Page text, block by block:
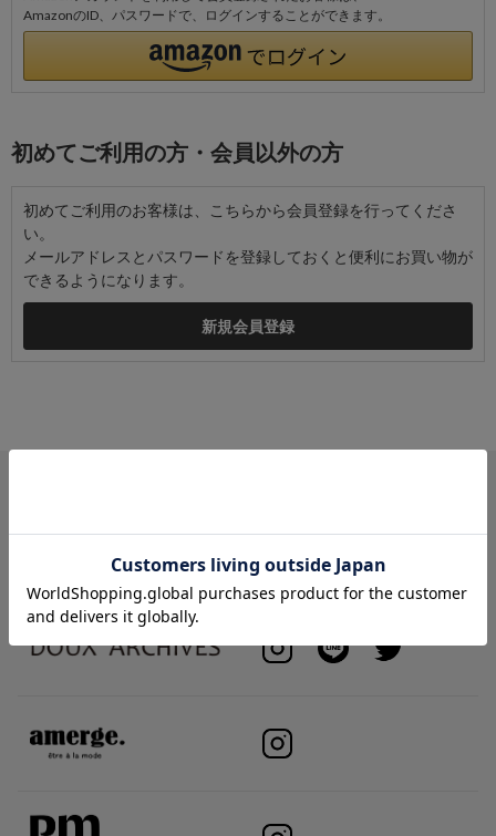
AmazonのID、パスワードで、ログインすることができます。
初めてご利用の方・会員以外の方
初めてご利用のお客様は、こちらから会員登録を行ってくださ
い。
メールアドレスとパスワードを登録しておくと便利にお買い物が
できるようになります。